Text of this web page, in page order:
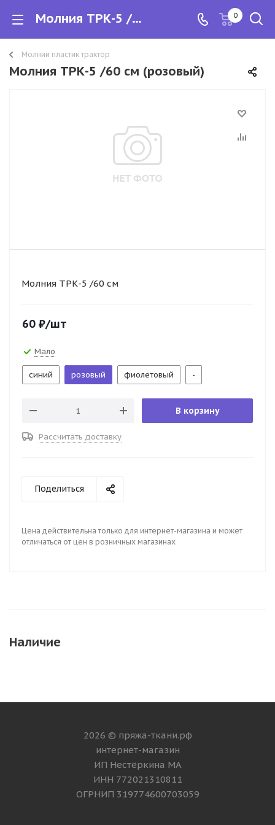
Молния ТРК-5 /60 см 0
Молнии пластик трактор
Молния ТРК-5 /60 см (розовый)
Молния ТРК-5 /60 см
60 ₽/шт
Мало
синий розовый фиолетовый -
В корзину
Рассчитать доставку
Поделиться
Цена действительна только для интернет-магазина и может
отличаться от цен в розничных магазинах
Наличие
2026 © пряжа-ткани.рф
интернет-магазин
ИП Нестёркина МА
ИНН 772021310811
ОГРНИП 319774600703059